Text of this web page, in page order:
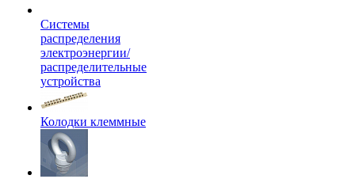
Системы
распределения
электроэнергии/
распределительные
устройства
Колодки клеммные